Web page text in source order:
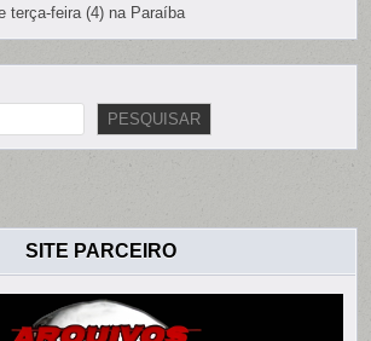
terça-feira (4) na Paraíba
PESQUISAR
SITE PARCEIRO